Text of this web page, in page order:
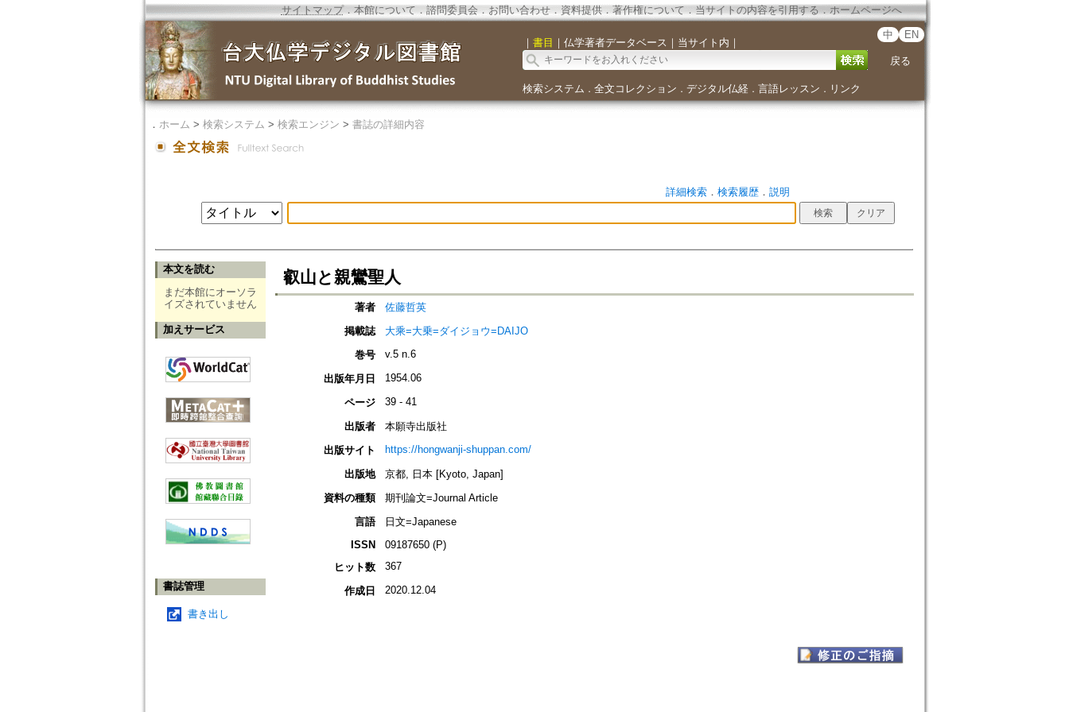
サイトマップ．本館について ． 諮問委員会． お問い合わせ． 資料提供． 著作権について．当サイトの内容を引用する ． ホームページへ
｜ 書目 ｜ 仏学著者データベース ｜ 当サイト内 ｜
中 EN
戻る
検索システム ． 全文コレクション ． デジタル仏経． 言語レッスン ． リンク
． ホーム > 検索システム > 検索エンジン > 書誌の詳細内容
詳細検索． 検索履歴． 説明
本文を読む
まだ本館にオーソラ
イズされていません
加えサービス
書誌管理
書き出し
叡山と親鸞聖人
著者
佐藤哲英
掲載誌
大乘=大乗=ダイジョウ=DAIJO
巻号
v.5 n.6
出版年月日 1954.06
ページ 39 - 41
出版者
本願寺出版社
出版サイト
https://hongwanji-shuppan.com/
出版地
京都, 日本 [Kyoto, Japan]
資料の種類
期刊論文=Journal Article
言語
日文=Japanese
ISSN
09187650 (P)
ヒット数
367
作成日 2020.12.04